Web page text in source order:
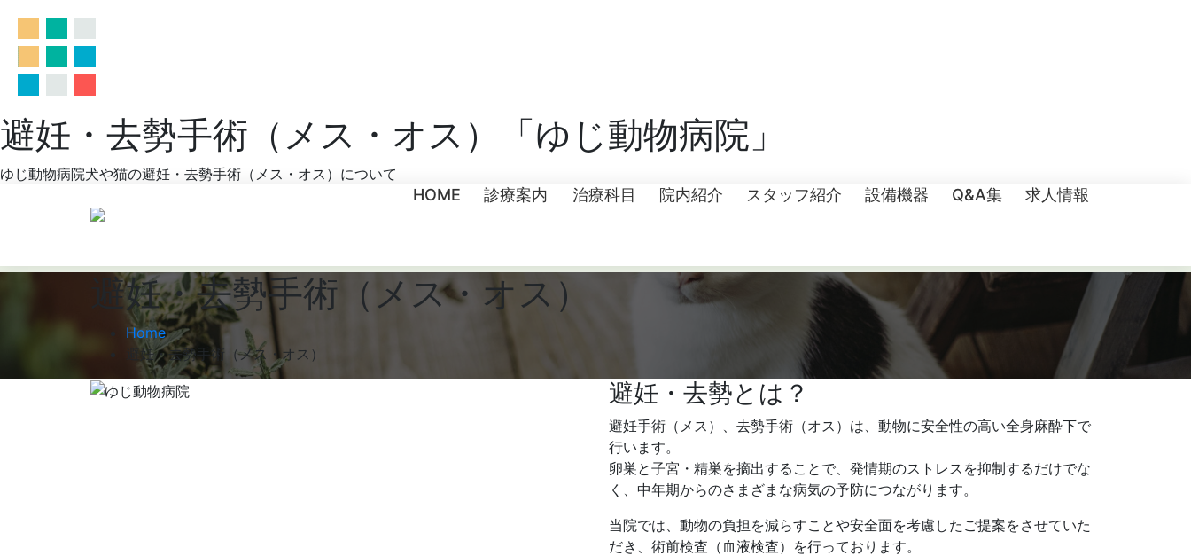
避妊・去勢手術（メス・オス）「ゆじ動物病院」
ゆじ動物病院犬や猫の避妊・去勢手術（メス・オス）について
HOME 診療案内 治療科目 院内紹介 スタッフ紹介 設備機器 Q&A集 求人情報
避妊・去勢手術（メス・オス）
Home
避妊・去勢手術（メス・オス）
避妊・去勢とは？
避妊手術（メス）、去勢手術（オス）は、動物に安全性の高い全身麻酔下で
行います。
卵巣と子宮・精巣を摘出することで、発情期のストレスを抑制するだけでな
く、中年期からのさまざまな病気の予防につながります。
当院では、動物の負担を減らすことや安全面を考慮したご提案をさせていた
だき、術前検査（血液検査）を行っております。